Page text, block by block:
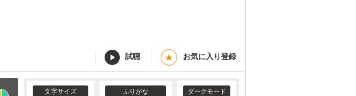
試聴 ★ お気に入り登録
文字サイズ ふりがな ダークモード